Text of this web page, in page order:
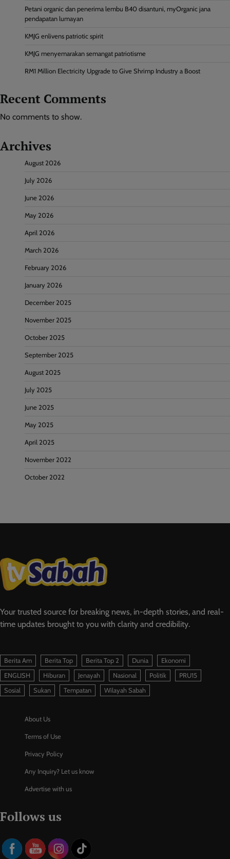
Petani organic dan penerima lembu B40 disantuni, myOrganic jana
pendapatan lumayan
KMJG enlivens patriotic spirit
KMJG menyemarakan semangat patriotisme
RM1 Million Electricity Upgrade to Give Shrimp Industry a Boost
Recent Comments
No comments to show.
Archives
August 2026
July 2026
June 2026
May 2026
April 2026
March 2026
February 2026
January 2026
December 2025
November 2025
October 2025
September 2025
August 2025
July 2025
June 2025
May 2025
April 2025
November 2022
October 2022
Your trusted source for breaking news, in-depth stories, and real-
time updates brought to you with clarity and credibility.
Berita Am Berita Top Berita Top 2 Dunia
Ekonomi
ENGLISH
Hiburan Jenayah Nasional Politik
PRU15
Sosial
Sukan Tempatan Wilayah Sabah
About Us
Terms of Use
Privacy Policy
Any Inquiry? Let us know
Advertise with us
Follows us